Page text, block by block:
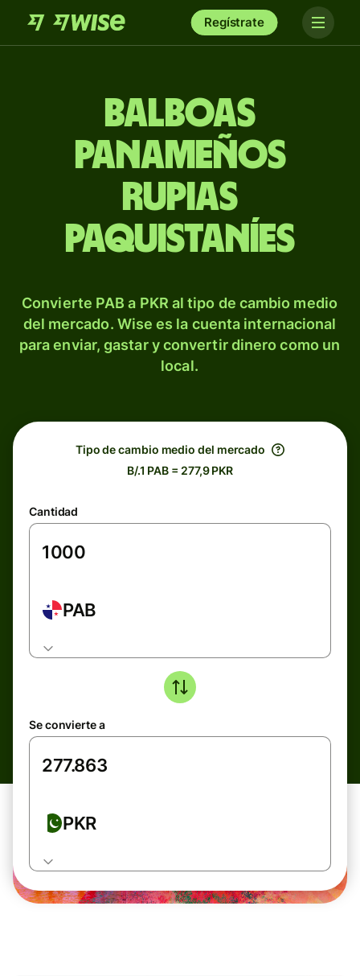
Regístrate
Balboas
panameños
rupias
paquistaníes
Convierte PAB a PKR al tipo de cambio medio
del mercado. Wise es la cuenta internacional
para enviar, gastar y convertir dinero como un
local.
Tipo de cambio medio del mercado
B/.1 PAB = 277,9 PKR
Cantidad
PAB
Se convierte a
PKR